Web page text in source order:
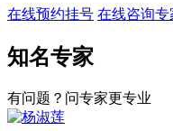
在线预约挂号 在线咨询专
知名专家
有问题？问专家更专业